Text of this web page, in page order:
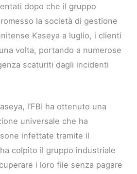
dopo che il gruppo
la società di gestione
Kaseya a luglio, i clienti
volta, portando a numerose
scaturiti dagli incidenti
l’FBI ha ottenuto una
universale che ha
infettate tramite il
colpito il gruppo industriale
i loro file senza pagare